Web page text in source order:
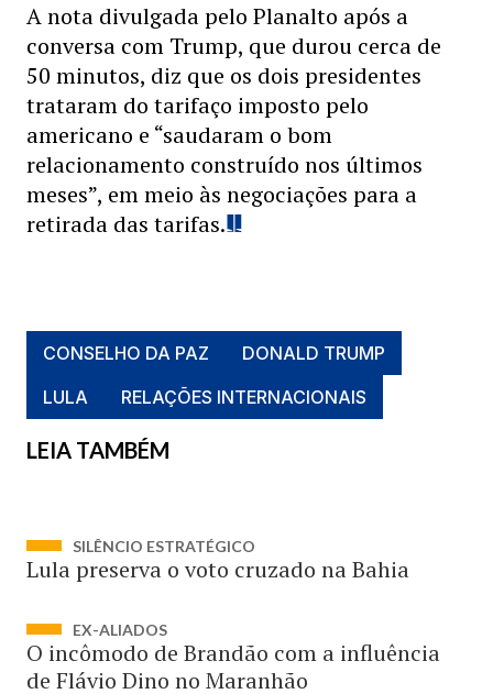
A nota divulgada pelo Planalto após a
conversa com Trump, que durou cerca de
50 minutos, diz que os dois presidentes
trataram do tarifaço imposto pelo
americano e “saudaram o bom
relacionamento construído nos últimos
meses”, em meio às negociações para a
retirada das tarifas.
CONSELHO DA PAZ
DONALD TRUMP
LULA
RELAÇÕES INTERNACIONAIS
LEIA TAMBÉM
SILÊNCIO ESTRATÉGICO
Lula preserva o voto cruzado na Bahia
EX-ALIADOS
O incômodo de Brandão com a influência
de Flávio Dino no Maranhão